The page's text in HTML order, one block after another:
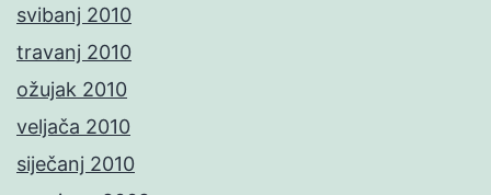
svibanj 2010
travanj 2010
ožujak 2010
veljača 2010
siječanj 2010